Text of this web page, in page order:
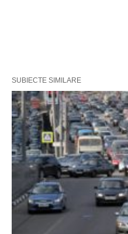
SUBIECTE SIMILARE